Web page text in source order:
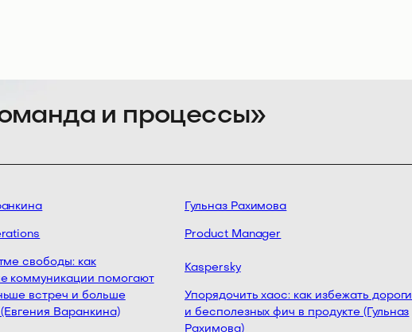
и процессы»
свободы: как
коммуникации помогают
встреч и больше
Варанкина)
Гульназ Рахимова
Product Manager
Kaspersky
Упорядочить хаос: как избежать дорогих
и бесполезных фич в продукте (Гульназ
Рахимова)